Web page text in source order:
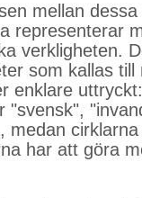
mellan
representerar
verkligheten.
som kallas till
enklare
"svensk",
medan
har att göra